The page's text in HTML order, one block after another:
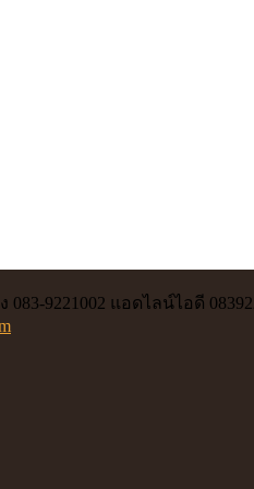
9221002 แอดไลน์ไอดี